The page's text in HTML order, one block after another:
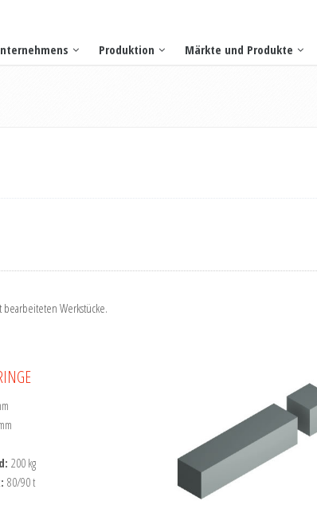
Produktion Märkte und Produkte
Werkstücke.
200 kg
80/90 t